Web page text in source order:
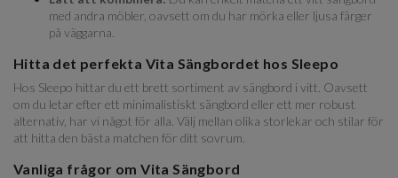
med andra möbler, oavsett om du har mörka eller ljusa färger
på väggarna.
Hitta det perfekta Vita Sängbordet hos Sleepo
Hos Sleepo hittar du ett brett sortiment av sängbord i vitt. Oavsett
om du letar efter ett minimalistiskt sängbord eller ett mer robust
alternativ, har vi något för alla. Välj mellan olika storlekar och stilar för
att hitta den bästa matchen för ditt sovrum.
Vanliga frågor om Vita Sängbord